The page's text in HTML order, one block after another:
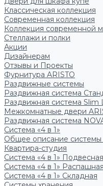
Классическая коллекция
Современная коллекция
Коллекция современной
Стеллажи и полки
Акции
Дизайнерам
Отзывы и Проекты
Фурнитура ARISTO
Раздвижные системы
Раздвижная система
Раздвижная система Slim
Межкомнатные двери
Раздвижная система
Система «4 в 1»
Общее описание системы
Квартира-студия
Система «4 в 1» Подвесная
Система «4 в 1» Распашная
Система «4 в 1» Складная